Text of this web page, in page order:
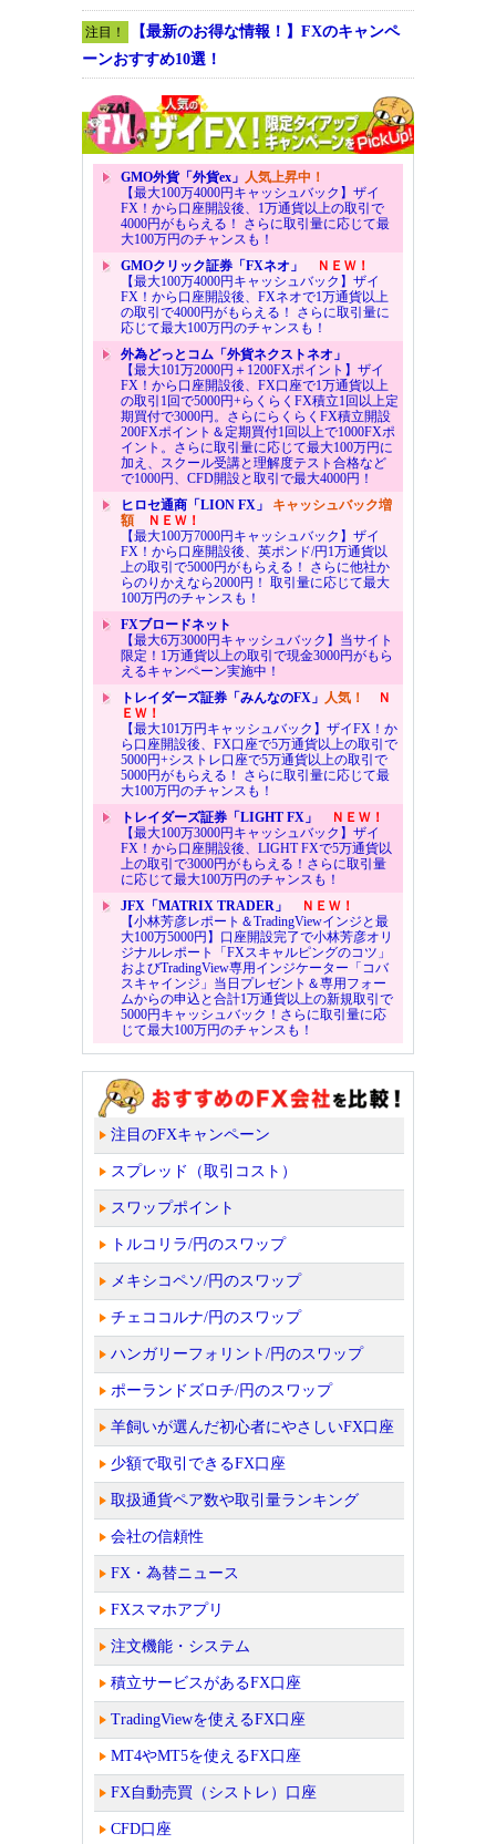
注目！
【最新のお得な情報！】FXのキャンペ
ーンおすすめ10選！
GMO外貨「外貨ex」 人気上昇中！
【最大100万4000円キャッシュバック】ザイ
FX！から口座開設後、1万通貨以上の取引で
4000円がもらえる！ さらに取引量に応じて最
大100万円のチャンスも！
GMOクリック証券「FXネオ」
ＮＥＷ！
【最大100万4000円キャッシュバック】ザイ
FX！から口座開設後、FXネオで1万通貨以上
の取引で4000円がもらえる！ さらに取引量に
応じて最大100万円のチャンスも！
外為どっとコム「外貨ネクストネオ」
【最大101万2000円＋1200FXポイント】ザイ
FX！から口座開設後、FX口座で1万通貨以上
の取引1回で5000円+らくらくFX積立1回以上定
期買付で3000円。さらにらくらくFX積立開設
200FXポイント＆定期買付1回以上で1000FXポ
イント。さらに取引量に応じて最大100万円に
加え、スクール受講と理解度テスト合格など
で1000円、CFD開設と取引で最大4000円！
ヒロセ通商「LION FX」 キャッシュバック増
額ＮＥＷ！
【最大100万7000円キャッシュバック】ザイ
FX！から口座開設後、英ポンド/円1万通貨以
上の取引で5000円がもらえる！ さらに他社か
らのりかえなら2000円！ 取引量に応じて最大
100万円のチャンスも！
FXブロードネット
【最大6万3000円キャッシュバック】当サイト
限定！1万通貨以上の取引で現金3000円がもら
えるキャンペーン実施中！
トレイダーズ証券「みんなのFX」 人気！
Ｎ
ＥＷ！
【最大101万円キャッシュバック】ザイFX！か
ら口座開設後、FX口座で5万通貨以上の取引で
5000円+シストレ口座で5万通貨以上の取引で
5000円がもらえる！ さらに取引量に応じて最
大100万円のチャンスも！
トレイダーズ証券「LIGHT FX」
ＮＥＷ！
【最大100万3000円キャッシュバック】ザイ
FX！から口座開設後、LIGHT FXで5万通貨以
上の取引で3000円がもらえる！さらに取引量
に応じて最大100万円のチャンスも！
JFX「MATRIX TRADER」
ＮＥＷ！
【小林芳彦レポート＆TradingViewインジと最
大100万5000円】口座開設完了で小林芳彦オリ
ジナルレポート「FXスキャルピングのコツ」
およびTradingView専用インジケーター「コバ
スキャインジ」当日プレゼント＆専用フォー
ムからの申込と合計1万通貨以上の新規取引で
5000円キャッシュバック！さらに取引量に応
じて最大100万円のチャンスも！
注目のFXキャンペーン
スプレッド（取引コスト）
スワップポイント
トルコリラ/円のスワップ
メキシコペソ/円のスワップ
チェココルナ/円のスワップ
ハンガリーフォリント/円のスワップ
ポーランドズロチ/円のスワップ
羊飼いが選んだ初心者にやさしいFX口座
少額で取引できるFX口座
取扱通貨ペア数や取引量ランキング
会社の信頼性
FX・為替ニュース
FXスマホアプリ
注文機能・システム
積立サービスがあるFX口座
TradingViewを使えるFX口座
MT4やMT5を使えるFX口座
FX自動売買（シストレ）口座
CFD口座